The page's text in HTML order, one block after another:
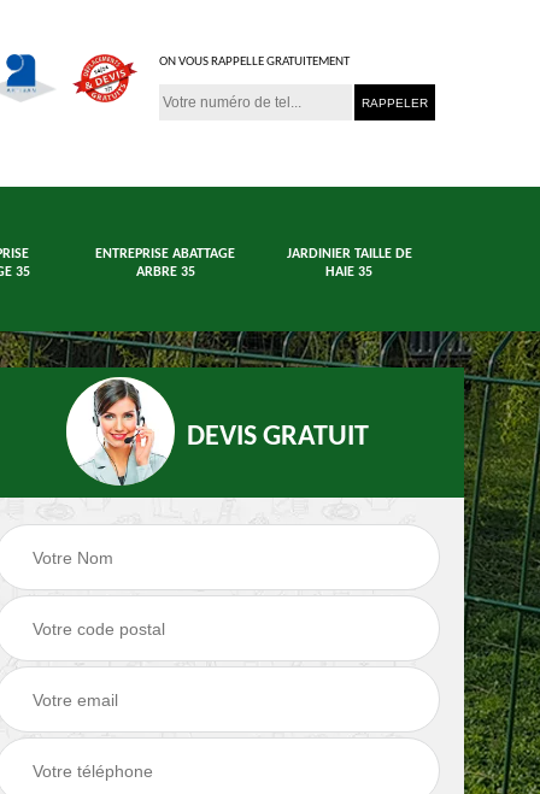
ON VOUS RAPPELLE GRATUITEMENT
35
ENTREPRISE ABATTAGE
ARBRE 35
JARDINIER TAILLE DE
HAIE 35
arbre et haie
Jardinier 35
DEVIS GRATUIT